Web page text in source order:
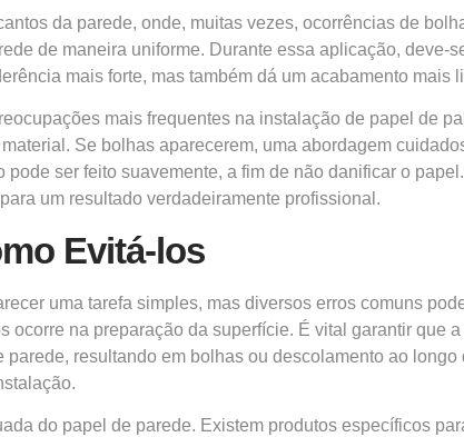
da parede, onde, muitas vezes, ocorrências de
de maneira uniforme. Durante essa aplicação,
mais forte, mas também dá um acabamento mais
mais frequentes na instalação de papel de
Se bolhas aparecerem, uma abordagem
pode ser feito suavemente, a fim de não danificar o
um resultado verdadeiramente profissional.
Evitá-los
uma tarefa simples, mas diversos erros comuns
ocorre na preparação da superfície. É vital garantir que
resultando em bolhas ou descolamento ao
do papel de parede. Existem produtos específicos